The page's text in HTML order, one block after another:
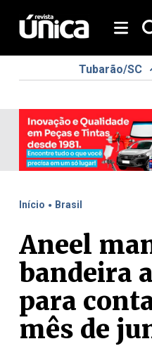
Tubarão/SC
Início . Brasil
Aneel
bandeira
para
mês de